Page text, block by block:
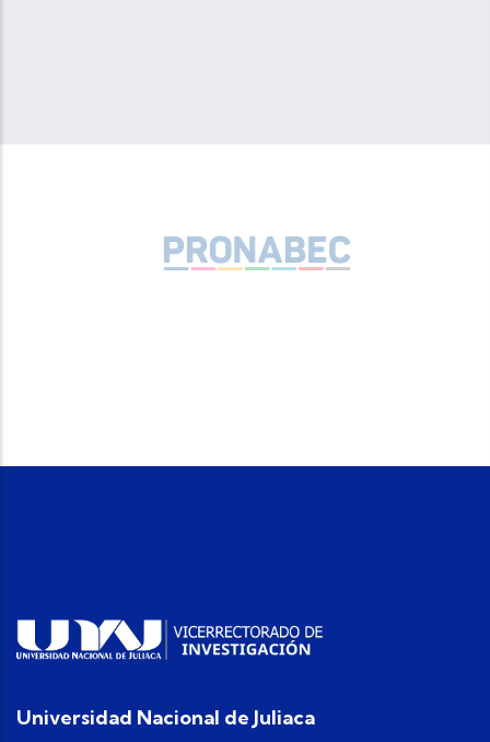
Universidad Nacional de Juliaca